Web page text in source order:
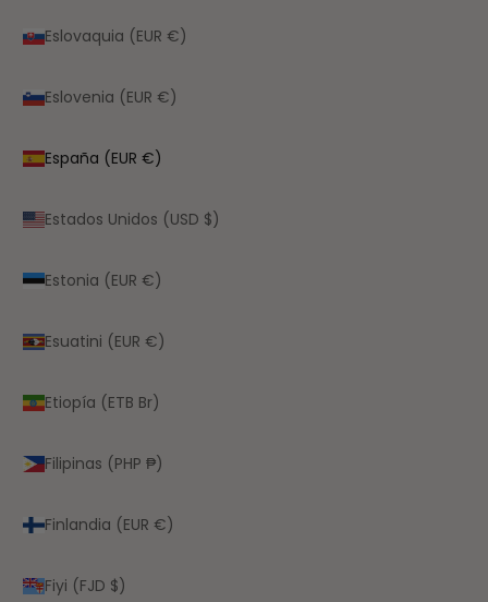
Eslovaquia (EUR €)
Eslovenia (EUR €)
España (EUR €)
Estados Unidos (USD $)
Estonia (EUR €)
Esuatini (EUR €)
Etiopía (ETB Br)
Filipinas (PHP ₱)
Finlandia (EUR €)
Fiyi (FJD $)